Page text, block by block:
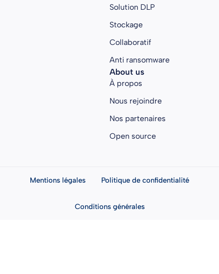
Solution DLP
Stockage
Collaboratif
Anti ransomware
About us
À propos
Nous rejoindre
Nos partenaires
Open source
Mentions légales Politique de confidentialité
Conditions générales